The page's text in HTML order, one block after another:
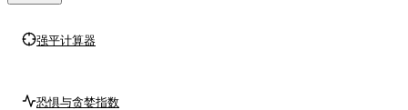
强平计算器
恐惧与贪婪指数